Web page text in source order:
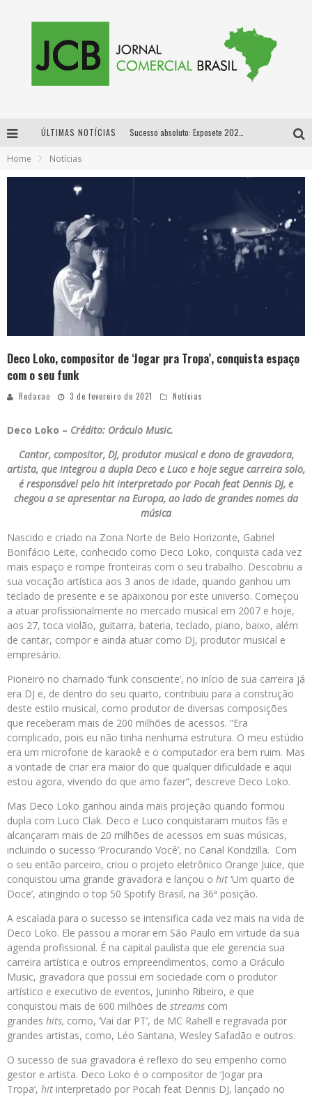
ÚLTIMAS NOTÍCIAS
Proibida anuncia retorno da Puro Malte Extra e consolida trajetória de democratização cervejeira no Brasil
Home Notícias
Deco Loko, compositor de ‘Jogar pra Tropa’, conquista espaço
com o seu funk
Redacao 3 de fevereiro de 2021 Notícias
Deco Loko – Crédito: Oráculo Music.
Cantor, compositor, DJ, produtor musical e dono de gravadora,
artista, que integrou a dupla Deco e Luco e hoje segue carreira solo,
é responsável pelo hit interpretado por Pocah feat Dennis DJ, e
chegou a se apresentar na Europa, ao lado de grandes nomes da
música
Nascido e criado na Zona Norte de Belo Horizonte, Gabriel
Bonifácio Leite, conhecido como Deco Loko, conquista cada vez
mais espaço e rompe fronteiras com o seu trabalho. Descobriu a
sua vocação artística aos 3 anos de idade, quando ganhou um
teclado de presente e se apaixonou por este universo. Começou
a atuar profissionalmente no mercado musical em 2007 e hoje,
aos 27, toca violão, guitarra, bateria, teclado, piano, baixo, além
de cantar, compor e ainda atuar como DJ, produtor musical e
empresário.
Pioneiro no chamado ‘funk consciente’, no início de sua carreira já
era DJ e, de dentro do seu quarto, contribuiu para a construção
deste estilo musical, como produtor de diversas composições
que receberam mais de 200 milhões de acessos. “Era
complicado, pois eu não tinha nenhuma estrutura. O meu estúdio
era um microfone de karaokê e o computador era bem ruim. Mas
a vontade de criar era maior do que qualquer dificuldade e aqui
estou agora, vivendo do que amo fazer”, descreve Deco Loko.
Mas Deco Loko ganhou ainda mais projeção quando formou
dupla com Luco Clak. Deco e Luco conquistaram muitos fãs e
alcançaram mais de 20 milhões de acessos em suas músicas,
incluindo o sucesso ‘Procurando Você’, no Canal Kondzilla. Com
o seu então parceiro, criou o projeto eletrônico Orange Juice, que
conquistou uma grande gravadora e lançou o hit ‘Um quarto de
Doce’, atingindo o top 50 Spotify Brasil, na 36ª posição.
A escalada para o sucesso se intensifica cada vez mais na vida de
Deco Loko. Ele passou a morar em São Paulo em virtude da sua
agenda profissional. É na capital paulista que ele gerencia sua
carreira artística e outros empreendimentos, como a Oráculo
Music, gravadora que possui em sociedade com o produtor
artístico e executivo de eventos, Juninho Ribeiro, e que
conquistou mais de 600 milhões de streams com
grandes hits, como, ‘Vai dar PT’, de MC Rahell e regravada por
grandes artistas, como, Léo Santana, Wesley Safadão e outros.
O sucesso de sua gravadora é reflexo do seu empenho como
gestor e artista. Deco Loko é o compositor de ‘Jogar pra
Tropa’, hit interpretado por Pocah feat Dennis DJ, lançado no